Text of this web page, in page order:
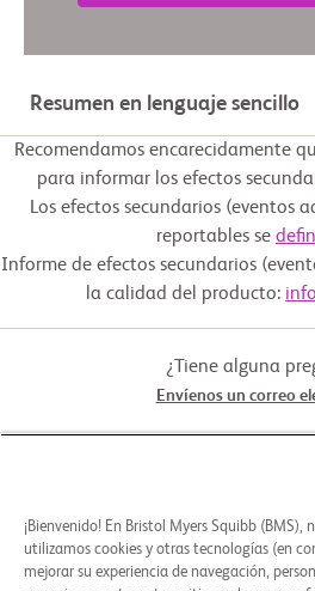
Resumen en lenguaje sencillo
Recomendamos encarecidamente
para informar los efectos
Los efectos secundarios (eventos
reportables se
Informe de efectos secundarios
la calidad del producto:
¿Tiene alguna
Envíenos un correo
ACERCA DE
¡Bienvenido! En Bristol Myers Squibb (BMS),
utilizamos cookies y otras tecnologías (en
mejorar su experiencia de navegación,